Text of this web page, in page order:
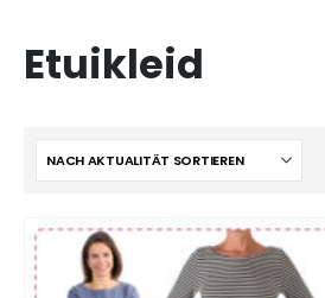
Etuikleid